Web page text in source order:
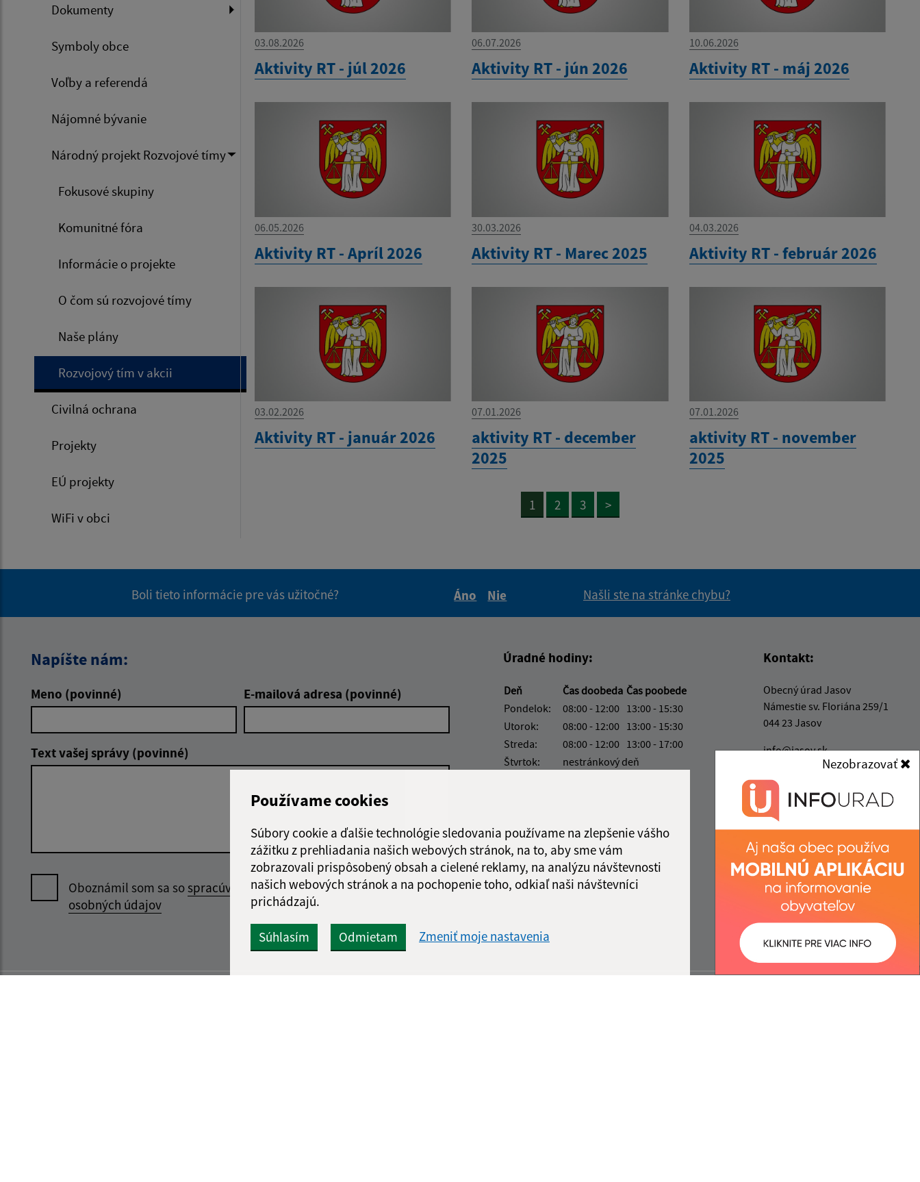
Používame cookies
Súbory cookie a ďalšie technológie sledovania používame na zlepšenie vášho
zážitku z prehliadania našich webových stránok, na to, aby sme vám
zobrazovali prispôsobený obsah a cielené reklamy, na analýzu návštevnosti
našich webových stránok a na pochopenie toho, odkiaľ naši návštevníci
prichádzajú.
Súhlasím Odmietam Zmeniť moje nastavenia
Nezobrazovať
Dokumenty
Symboly obce
Voľby a referendá
Nájomné bývanie
Národný projekt Rozvojové tímy
Fokusové skupiny
Komunitné fóra
Informácie o projekte
O čom sú rozvojové tímy
Naše plány
Rozvojový tím v akcii
Civilná ochrana
Projekty
EÚ projekty
WiFi v obci
03.08.2026
Aktivity RT - júl 2026
06.07.2026
Aktivity RT - jún 2026
10.06.2026
Aktivity RT - máj 2026
06.05.2026
Aktivity RT - Apríl 2026
30.03.2026
Aktivity RT - Marec 2025
04.03.2026
Aktivity RT - február 2026
03.02.2026
Aktivity RT - január 2026
07.01.2026
aktivity RT - december
2025
07.01.2026
aktivity RT - november
2025
1 2 3 >
Boli tieto informácie pre vás užitočné?
Áno
Nie
Našli ste na stránke chybu?
Napíšte nám:
Meno (povinné) E-mailová adresa (povinné)
Text vašej správy (povinné)
Oboznámil som sa sospracúvaním
osobných údajov
Google reCaptcha Response
Odoslať správu
Úradné hodiny:
Deň Čas doobeda Čas poobede
Pondelok:
08:00 - 12:00 13:00 - 15:30
Utorok:
08:00 - 12:00 13:00 - 15:30
Streda:
08:00 - 12:00 13:00 - 17:00
Štvrtok:
nestránkový deň
Kontakt:
Obecný úrad Jasov
Námestie sv. Floriána 259/1
044 23 Jasov
info@jasov.sk
+421 948 981 666
IČO: 00324264